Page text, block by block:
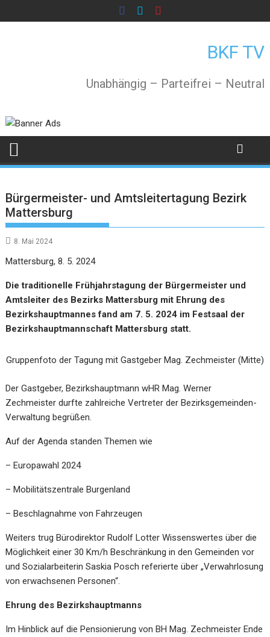
to
BKF TV
Unabhängig – Parteifrei – Neutral
Bürgermeister- und Amtsleitertagung Bezirk
Mattersburg
8. Mai 2024
Mattersburg, 8. 5. 2024
Die traditionelle Frühjahrstagung der Bürgermeister und
Amtsleiter des Bezirks Mattersburg mit Ehrung des
Bezirkshauptmannes fand am 7. 5. 2024 im Festsaal der
Bezirkshauptmannschaft Mattersburg statt.
Gruppenfoto der Tagung mit Gastgeber Mag. Zechmeister (Mitte)
Der Gastgeber, Bezirkshauptmann wHR Mag. Werner
Zechmeister durfte zahlreiche Vertreter der Bezirksgemeinden-
Verwaltung begrüßen.
Auf der Agenda standen Themen wie
– Europawahl 2024
– Mobilitätszentrale Burgenland
– Beschlagnahme von Fahrzeugen
Weiters trug Bürodirektor Rudolf Lotter Wissenswertes über die
Möglichkeit einer 30 Km/h Beschränkung in den Gemeinden vor
und Sozialarbeiterin Saskia Posch referierte über „Verwahrlosung
von erwachsenen Personen“.
Ehrung des Bezirkshauptmanns
Im Hinblick auf die Pensionierung von BH Mag. Zechmeister Ende